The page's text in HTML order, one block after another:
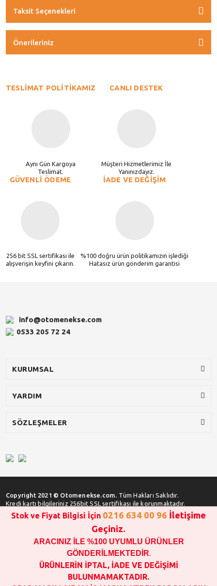
Taksit Seçenekleri
Önerileriniz
TESLİMAT POLİTİKAMIZ
Aynı Gün Kargoya
Teslimat.
CANLI DESTEK
Müşteri Hizmetlerimiz İle
Yanınızdayız.
GÜVENLİ ÖDEME
256 bit SSL sertifikası ile
alışverişin keyfini çıkarın.
İADE VE DEĞİŞİM
%100 doğru ürün politikamızın işlediği
Hatasız ürün gönderim garantisi
info@otomenekse.com
0533 205 72 24
KURUMSAL
YARDIM
SÖZLEŞMELER
Copyright 2021 © Otomenekse.com. Tüm Hakları Saklıdır.
Kredi kartı bilgileriniz 256bit SSL sertifikası ile korunmaktadır.
SATIN ALMA İŞLEMİ YAPMADAN ÖNCE
STOK VE FİYAT BİLGİSİ ALINIZ !!!
1000 TL VE ÜSTÜ SİPARİŞ VERİLEBİLİR!!!
OPAR MARKA VE MAİS MARKA YEDEK PARÇALARIN
GARANTİSİ YOKTUR!!!!!!!!!!!
Stok ve Fiyat Bilgisi İçin 0216 634 00 96 İletişime
Geçiniz.
ARACINIZ İLE %100 UYUMLU ÜRÜNLER
GÖNDERİLMEKTEDİR.
ÜRÜNLERİN İPTAL, İADE VE DEĞİŞİMİ
BULUNMAMAKTADIR.